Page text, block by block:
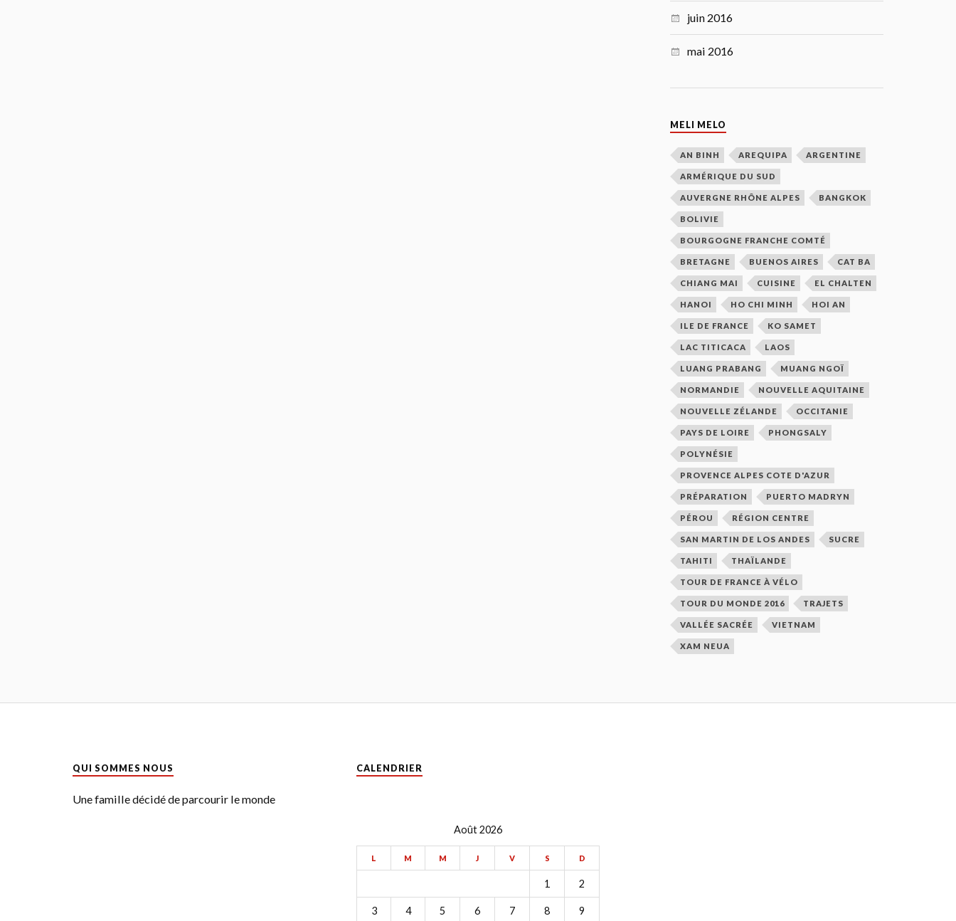
juin 2016
mai 2016
MELI MELO
AN BINH AREQUIPA ARGENTINE
ARMÉRIQUE DU SUD
AUVERGNE RHÔNE ALPES BANGKOK
BOLIVIE
BOURGOGNE FRANCHE COMTÉ
BRETAGNE BUENOS AIRES CAT BA
CHIANG MAI CUISINE EL CHALTEN
HANOI HO CHI MINH HOI AN
ILE DE FRANCE KO SAMET
LAC TITICACA LAOS
LUANG PRABANG MUANG NGOÏ
NORMANDIE NOUVELLE AQUITAINE
NOUVELLE ZÉLANDE OCCITANIE
PAYS DE LOIRE PHONGSALY
POLYNÉSIE
PROVENCE ALPES COTE D'AZUR
PRÉPARATION PUERTO MADRYN
PÉROU RÉGION CENTRE
SAN MARTIN DE LOS ANDES SUCRE
TAHITI THAÏLANDE
TOUR DE FRANCE À VÉLO
TOUR DU MONDE 2016 TRAJETS
VALLÉE SACRÉE VIETNAM
XAM NEUA
QUI SOMMES NOUS
Une famille décidé de parcourir le monde
CALENDRIER
Août 2026
L M M J V S D
1 2
3 4 5 6 7 8 9